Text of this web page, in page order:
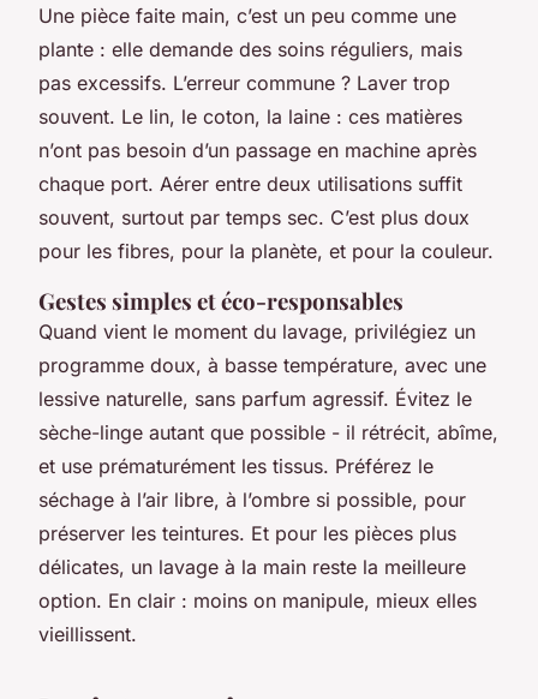
Une pièce faite main, c’est un peu comme une
plante : elle demande des soins réguliers, mais
pas excessifs. L’erreur commune ? Laver trop
souvent. Le lin, le coton, la laine : ces matières
n’ont pas besoin d’un passage en machine après
chaque port. Aérer entre deux utilisations suffit
souvent, surtout par temps sec. C’est plus doux
pour les fibres, pour la planète, et pour la couleur.
Gestes simples et éco-responsables
Quand vient le moment du lavage, privilégiez un
programme doux, à basse température, avec une
lessive naturelle, sans parfum agressif. Évitez le
sèche-linge autant que possible - il rétrécit, abîme,
et use prématurément les tissus. Préférez le
séchage à l’air libre, à l’ombre si possible, pour
préserver les teintures. Et pour les pièces plus
délicates, un lavage à la main reste la meilleure
option. En clair : moins on manipule, mieux elles
vieillissent.